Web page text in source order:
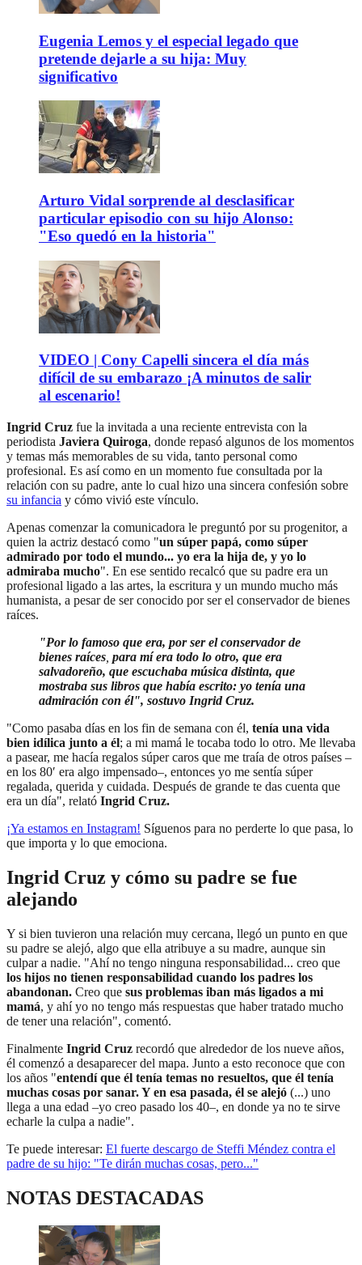
Eugenia Lemos y el especial legado que
pretende dejarle a su hija: Muy
significativo
Arturo Vidal sorprende al desclasificar
particular episodio con su hijo Alonso:
"Eso quedó en la historia"
VIDEO | Cony Capelli sincera el día más
difícil de su embarazo ¡A minutos de salir
al escenario!
Ingrid Cruz fue la invitada a una reciente entrevista con la
periodista Javiera Quiroga, donde repasó algunos de los momentos
y temas más memorables de su vida, tanto personal como
profesional. Es así como en un momento fue consultada por la
relación con su padre, ante lo cual hizo una sincera confesión sobre
su infancia y cómo vivió este vínculo.
Apenas comenzar la comunicadora le preguntó por su progenitor, a
quien la actriz destacó como "un súper papá, como súper
admirado por todo el mundo... yo era la hija de, y yo lo
admiraba mucho". En ese sentido recalcó que su padre era un
profesional ligado a las artes, la escritura y un mundo mucho más
humanista, a pesar de ser conocido por ser el conservador de bienes
raíces.
"Por lo famoso que era, por ser el conservador de
bienes raíces para mí era todo lo otro, que era
salvadoreño, que escuchaba música distinta, que
mostraba sus libros que había escrito: yo tenía una
admiración con él", sostuvo Ingrid Cruz.
"Como pasaba días en los fin de semana con él, tenía una vida
bien idílica junto a él; a mi mamá le tocaba todo lo otro. Me llevaba
a pasear, me hacía regalos súper caros que me traía de otros países –
en los 80′ era algo impensado–, entonces yo me sentía súper
regalada, querida y cuidada. Después de grande te das cuenta que
era un día", relató Ingrid Cruz.
¡Ya estamos en Instagram! Síguenos para no perderte lo que pasa, lo
que importa y lo que emociona.
Ingrid Cruz y cómo su padre se fue
alejando
Y si bien tuvieron una relación muy cercana, llegó un punto en que
su padre se alejó, algo que ella atribuye a su madre, aunque sin
culpar a nadie. "Ahí no tengo ninguna responsabilidad... creo que
los hijos no tienen responsabilidad cuando los padres los
abandonan. Creo que sus problemas iban más ligados a mi
mamá, y ahí yo no tengo más respuestas que haber tratado mucho
de tener una relación", comentó.
Finalmente Ingrid Cruz recordó que alrededor de los nueve años,
él comenzó a desaparecer del mapa. Junto a esto reconoce que con
los años "entendí que él tenía temas no resueltos, que él tenía
muchas cosas por sanar. Y en esa pasada, él se alejó (...) uno
llega a una edad –yo creo pasado los 40–, en donde ya no te sirve
echarle la culpa a nadie".
Te puede interesar: El fuerte descargo de Steffi Méndez contra el
padre de su hijo: "Te dirán muchas cosas, pero..."
NOTAS DESTACADAS